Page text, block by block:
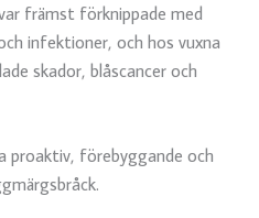
främst förknippade med
infektioner, och hos vuxna
skador, blåscancer och
proaktiv, förebyggande och